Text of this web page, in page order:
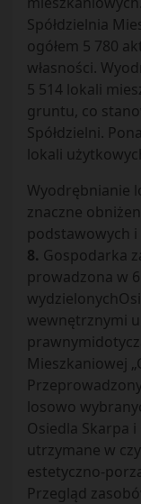
Spółdzielnia
ogółem 5 780
własności.
5 514 lokali
gruntu, co
Spółdzielni.
lokali
Wyodrębnianie
znaczne
podstawowych
8. Gospodarka
prowadzona w
wewnętrznymi
Mieszkaniowej
losowo
Osiedla Skarpa i
utrzymane w
estetyczno-
Przegląd